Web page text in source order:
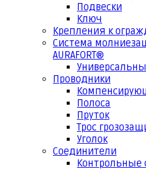
Подвески
Ключ
Крепления к
Система
AURAFORT®
Проводники
Полоса
Пруток
Трос
Уголок
Соединители
Контрольные